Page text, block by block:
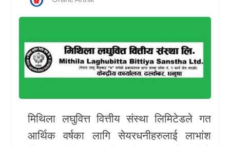
राजनीति
भिडियो
अन्य
प्रविधि
मिथिला लघुवित्त वित्तीय संस्था लिमिटेडले गत
आर्थिक वर्षका लागि सेयरधनीहरुलाई लाभांश